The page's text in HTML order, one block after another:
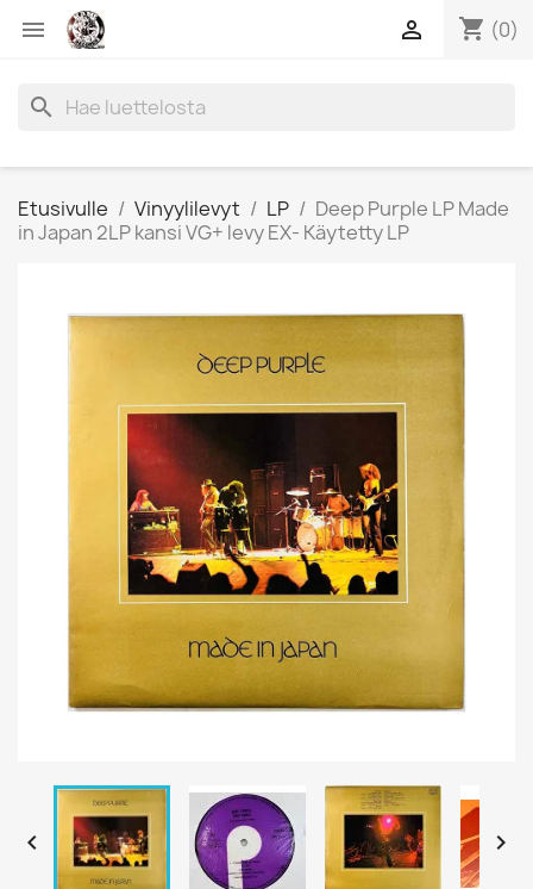
 shopping_cart (0)

search
Etusivulle Vinyylilevyt LP
Deep Purple LP Made
in Japan 2LP kansi VG+ levy EX- Käytetty LP
 